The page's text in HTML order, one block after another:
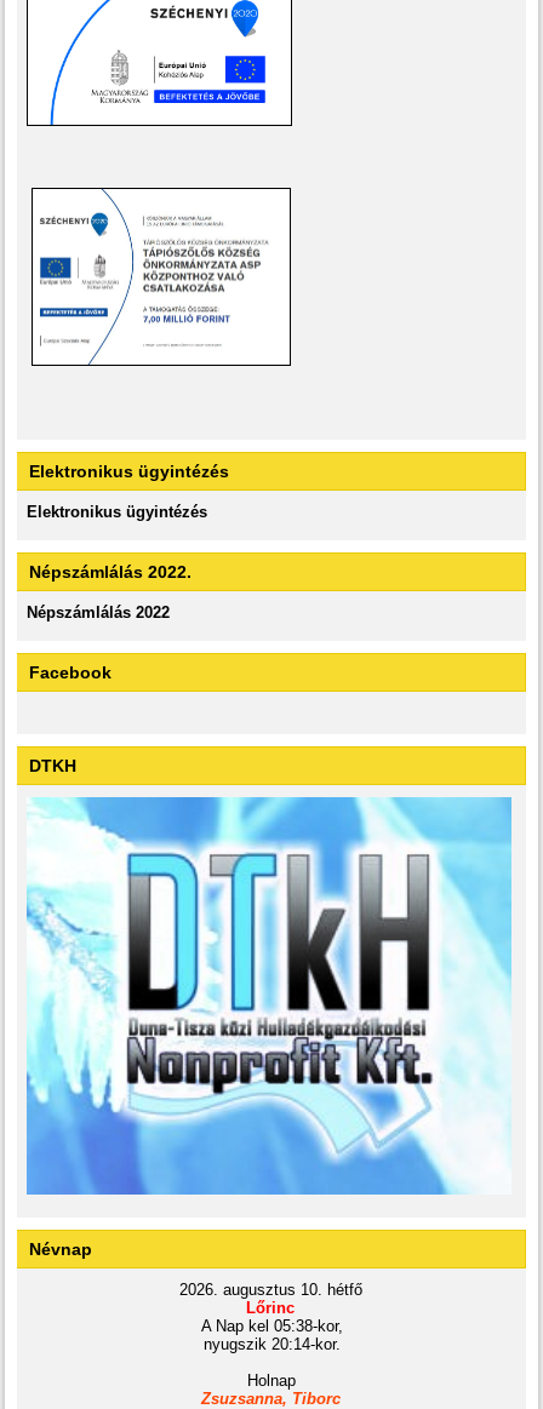
Elektronikus ügyintézés
Elektronikus ügyintézés
Népszámlálás 2022.
Népszámlálás 2022
Facebook
DTKH
Névnap
2026. augusztus 10. hétfő
Lőrinc
A Nap kel 05:38-kor,
nyugszik 20:14-kor.
Holnap
Zsuzsanna, Tiborc